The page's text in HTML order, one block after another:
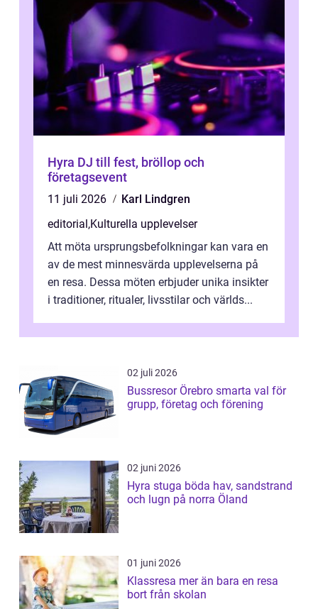
Hyra DJ till fest, bröllop och
företagsevent
11 juli 2026
Karl Lindgren
editorial,Kulturella upplevelser
Att möta ursprungsbefolkningar kan vara en
av de mest minnesvärda upplevelserna på
en resa. Dessa möten erbjuder unika insikter
i traditioner, ritualer, livsstilar och världs...
02 juli 2026
Bussresor Örebro smarta val för
grupp, företag och förening
02 juni 2026
Hyra stuga böda hav, sandstrand
och lugn på norra Öland
01 juni 2026
Klassresa mer än bara en resa
bort från skolan